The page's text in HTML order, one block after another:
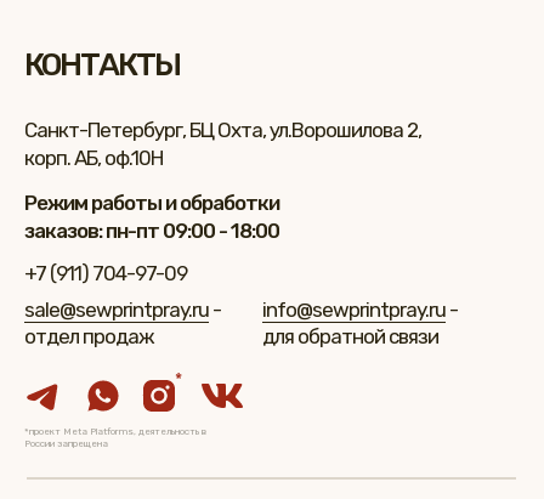
Санкт-Петербург, БЦ Охта, ул.Ворошилова 2,
корп. АБ, оф.10Н
+7 (911) 704-97-09
sale@sewprintpray.ru -
отдел продаж
Режим работы и обработки
заказов: пн-пт 09:00 - 18:00
КОНТАКТЫ
*проект Meta Platforms, деятельность в
России запрещена
*
info@sewprintpray.ru -
для обратной связи